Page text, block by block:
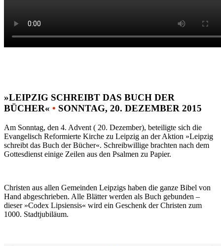
»LEIPZIG SCHREIBT DAS BUCH DER
BÜCHER« • SONNTAG, 20. DEZEMBER 2015
Am Sonntag, den 4. Advent ( 20. Dezember), beteiligte sich die
Evangelisch Reformierte Kirche zu Leipzig an der Aktion »Leipzig
schreibt das Buch der Bücher«. Schreibwillige brachten nach dem
Gottesdienst einige Zeilen aus den Psalmen zu Papier.
Christen aus allen Gemeinden Leipzigs haben die ganze Bibel von
Hand abgeschrieben. Alle Blätter werden als Buch gebunden –
dieser »Codex Lipsiensis« wird ein Geschenk der Christen zum
1000. Stadtjubiläum.